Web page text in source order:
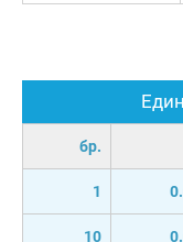
бр.
1
10